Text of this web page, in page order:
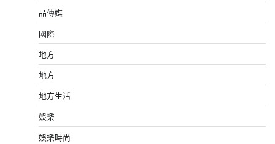
品傳媒
國際
地方
地方
地方生活
娛樂
娛樂時尚